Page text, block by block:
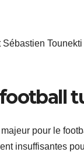
pour le
insuffisantes